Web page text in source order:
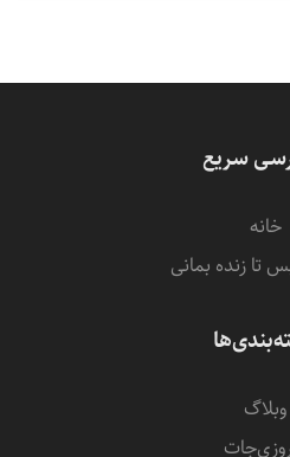
سریع
خانه
تا زنده بمانی
وبلاگ